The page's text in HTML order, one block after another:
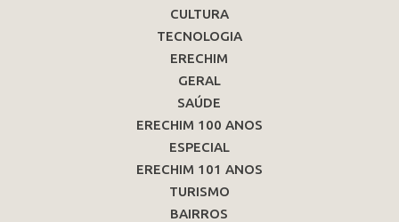
CULTURA
TECNOLOGIA
ERECHIM
GERAL
SAÚDE
ERECHIM 100 ANOS
ESPECIAL
ERECHIM 101 ANOS
TURISMO
BAIRROS